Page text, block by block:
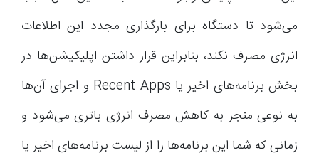
می‌شود تا دستگاه برای بارگذاری مجدد این اطلاعات
انرژی مصرف نکند، بنابراین قرار داشتن اپلیکیشن‌ها در
بخش برنامه‌های اخیر یا Recent Apps و اجرای آن‌ها
به نوعی منجر به کاهش مصرف انرژی باتری می‌شود و
زمانی که شما این برنامه‌ها را از لیست برنامه‌های اخیر یا